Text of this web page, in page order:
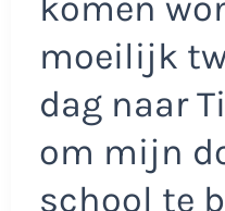
komen
moeilijk
dag naar
om mijn
school te